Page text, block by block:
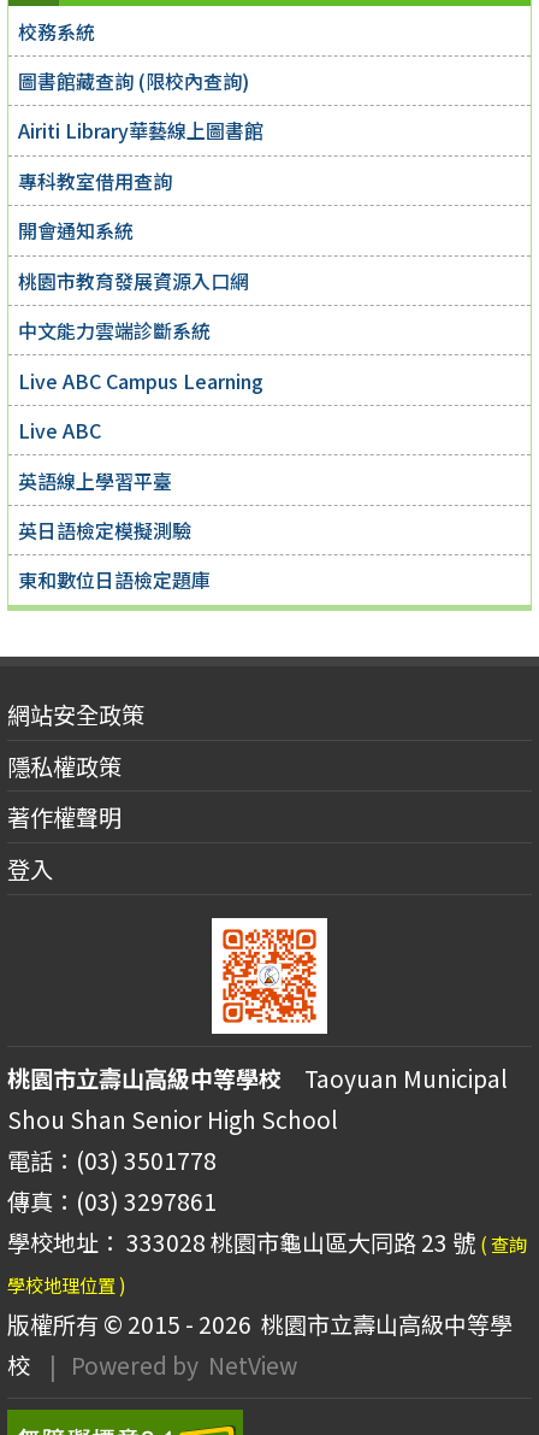
校務系統
圖書館藏查詢 (限校內查詢)
Airiti Library華藝線上圖書館
專科教室借用查詢
開會通知系統
桃園市教育發展資源入口網
中文能力雲端診斷系統
Live ABC Campus Learning
Live ABC
英語線上學習平臺
英日語檢定模擬測驗
東和數位日語檢定題庫
網站安全政策
隱私權政策
著作權聲明
登入
桃園市立壽山高級中等學校 Taoyuan Municipal
Shou Shan Senior High School
電話：(03) 3501778
傳真：(03) 3297861
學校地址： 333028 桃園市龜山區大同路 23 號 ( 查詢
學校地理位置 )
版權所有 © 2015 - 2026 桃園市立壽山高級中等學
校
| Powered by NetView